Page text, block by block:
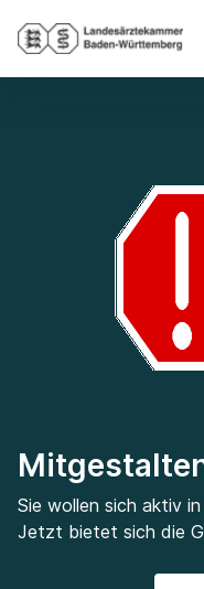
Sie wollen sich aktiv
Jetzt bietet sich die